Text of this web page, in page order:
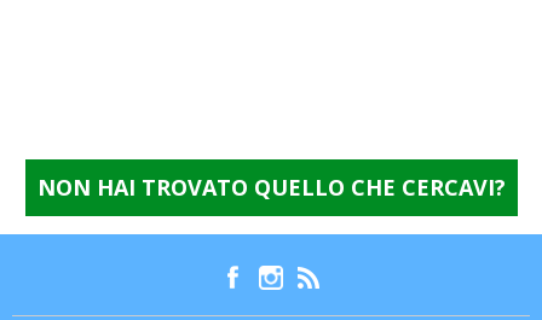
NON HAI TROVATO QUELLO CHE CERCAVI?